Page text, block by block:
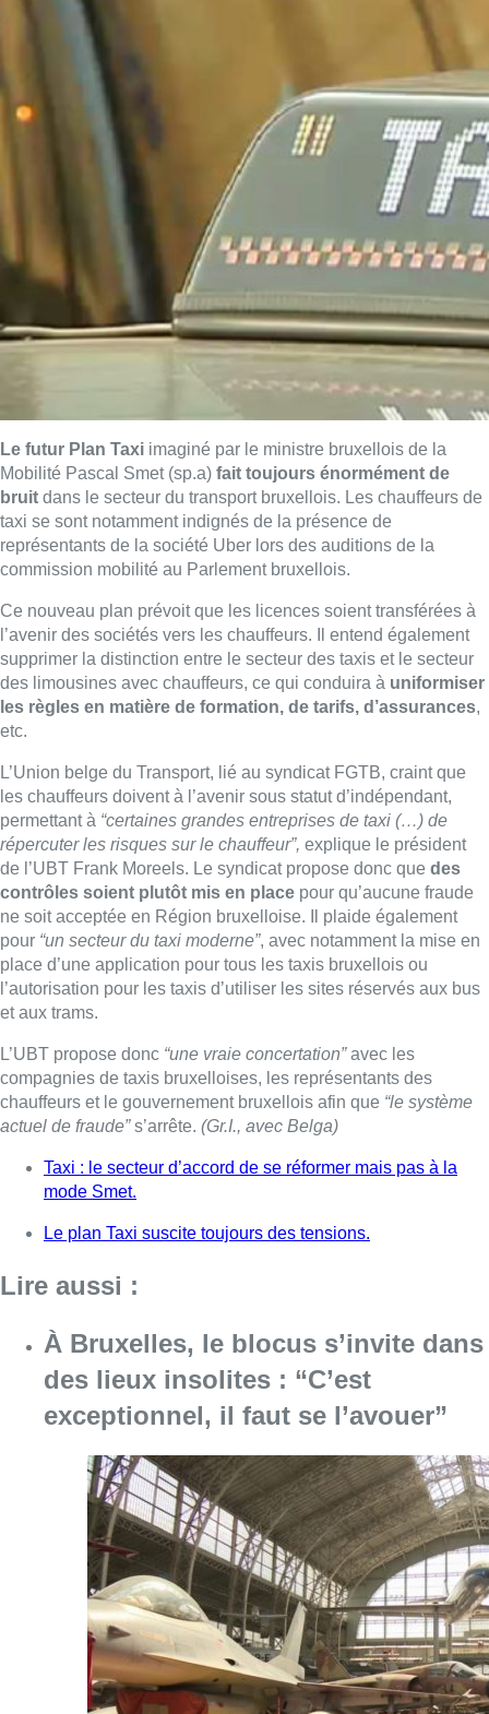
Le futur Plan Taxi imaginé par le ministre bruxellois de la
Mobilité Pascal Smet (sp.a) fait toujours énormément de
bruit dans le secteur du transport bruxellois. Les chauffeurs de
taxi se sont notamment indignés de la présence de
représentants de la société Uber lors des auditions de la
commission mobilité au Parlement bruxellois.
Ce nouveau plan prévoit que les licences soient transférées à
l’avenir des sociétés vers les chauffeurs. Il entend également
supprimer la distinction entre le secteur des taxis et le secteur
des limousines avec chauffeurs, ce qui conduira à uniformiser
les règles en matière de formation, de tarifs, d’assurances,
etc.
L’Union belge du Transport, lié au syndicat FGTB, craint que
les chauffeurs doivent à l’avenir sous statut d’indépendant,
permettant à “certaines grandes entreprises de taxi (…) de
répercuter les risques sur le chauffeur”, explique le président
de l’UBT Frank Moreels. Le syndicat propose donc que des
contrôles soient plutôt mis en place pour qu’aucune fraude
ne soit acceptée en Région bruxelloise. Il plaide également
pour “un secteur du taxi moderne”, avec notamment la mise en
place d’une application pour tous les taxis bruxellois ou
l’autorisation pour les taxis d’utiliser les sites réservés aux bus
et aux trams.
L’UBT propose donc “une vraie concertation”avec les
compagnies de taxis bruxelloises, les représentants des
chauffeurs et le gouvernement bruxellois afin que “le système
actuel de fraude”s’arrête. (Gr.I., avec Belga)
Taxi : le secteur d’accord de se réformer mais pas à la
mode Smet.
Le plan Taxi suscite toujours des tensions.
Lire aussi :
À Bruxelles, le blocus s’invite dans
des lieux insolites : “C’est
exceptionnel, il faut se l’avouer”